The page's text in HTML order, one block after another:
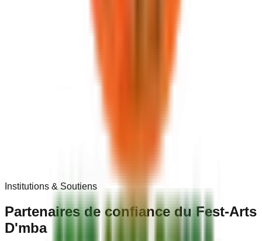
Institutions & Soutiens
Partenaires de confiance du Fest-Arts
D'mba